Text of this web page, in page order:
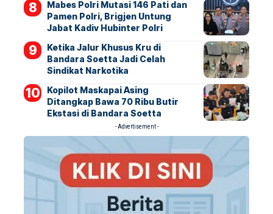
Mabes Polri Mutasi 146 Pati dan
Pamen Polri, Brigjen Untung
Jabat Kadiv Hubinter Polri
Ketika Jalur Khusus Kru di
Bandara Soetta Jadi Celah
Sindikat Narkotika
Kopilot Maskapai Asing
Ditangkap Bawa 70 Ribu Butir
Ekstasi di Bandara Soetta
- Advertisement -